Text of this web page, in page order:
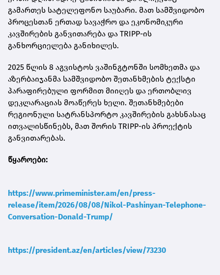
გამართეს სატელეფონო საუბარი. მათ სამშვიდობო
პროცესთან ერთად სავაჭრო და ეკონომიკური
კავშირების განვითარება და TRIPP-ის
განხორციელება განიხილეს.
2025 წლის 8 აგვისტოს ვაშინგტონში სომხეთმა და
აზერბაიჯანმა სამშვიდობო შეთანხმების ტექსტი
პარაფირებული ფორმით მიიღეს და ერთობლივ
დეკლარაციას მოაწერეს ხელი. შეთანხმებები
რეგიონული სატრანსპორტო კავშირების გახსნასაც
ითვალისწინებს, მათ შორის TRIPP-ის პროექტის
განვითარებას.
წყაროები:
https://www.primeminister.am/en/press-
release/item/2026/08/08/Nikol-Pashinyan-Telephone-
Conversation-Donald-Trump/
https://president.az/en/articles/view/73230